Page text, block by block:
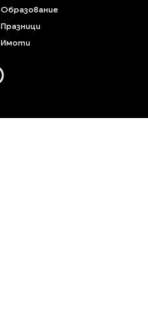
Образование
Празници
Имоти